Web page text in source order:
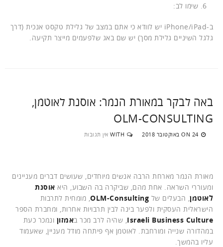
שימו לב:
ב-iPhone/iPad יש לוודא כי אתם במצב של גלילת טקסט אנכית (דרך
גלגל השיניים גלילת מסך) יש שם באג שלפעמים מייצר תקיעה.
באה לבקר במאורת הנמר: אוסנת לאוטמן,
OLM-CONSULTING
ON 24 באוקטובר 2018 WITH אין תגובות
מאורת הנמר מארחת הרבה אנשים מיוחדים, שעושים דברים מעניינים
ומעוררי השראה. אחת מהם, שביקרה בה השבוע, היא אוסנת
לאוטמן, הבעלים של OLM-Consulting, מומחית לתרבות
הישראלית העסקית ולפער בינה לבין תרבויות אחרות, ומחברת הספר
Israeli Business Culture, שהיה לרב מכר באמזון ונמכר כעת
במהדורה שנייה ומורחבת. לאוטמן אף פיתחה מודל מעניין, שאעמוד
עליו בהמשך.